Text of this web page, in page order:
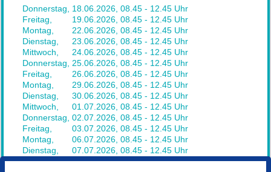
Donnerstag, 18.06.2026, 08.45 - 12.45 Uhr
Freitag,
19.06.2026, 08.45 - 12.45 Uhr
Montag,
22.06.2026, 08.45 - 12.45 Uhr
Dienstag,
23.06.2026, 08.45 - 12.45 Uhr
Mittwoch,
24.06.2026, 08.45 - 12.45 Uhr
Donnerstag, 25.06.2026, 08.45 - 12.45 Uhr
Freitag,
26.06.2026, 08.45 - 12.45 Uhr
Montag,
29.06.2026, 08.45 - 12.45 Uhr
Dienstag,
30.06.2026, 08.45 - 12.45 Uhr
Mittwoch,
01.07.2026, 08.45 - 12.45 Uhr
Donnerstag, 02.07.2026, 08.45 - 12.45 Uhr
Freitag,
03.07.2026, 08.45 - 12.45 Uhr
Montag,
06.07.2026, 08.45 - 12.45 Uhr
Dienstag,
07.07.2026, 08.45 - 12.45 Uhr
Mittwoch,
08.07.2026,08.45 - 12.45 Uhr